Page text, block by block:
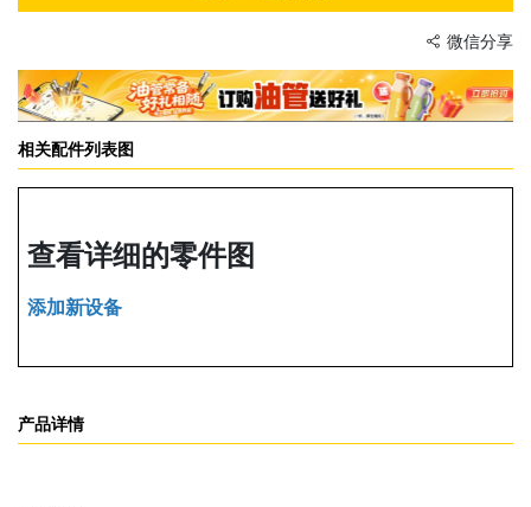
微信分享
相关配件列表图
查看详细的零件图
添加新设备
产品详情